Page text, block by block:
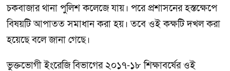
চকবাজার থানা পুলিশ কলেজে যায়। পরে প্রশাসনের হস্তক্ষেপে
বিষয়টি আপাতত সমাধান করা হয়। তবে ওই কক্ষটি দখল করা
হয়েছে বলে জানা গেছে।
ভুক্তভোগী ইংরেজি বিভাগের ২০১৭-১৮ শিক্ষাবর্ষের ওই